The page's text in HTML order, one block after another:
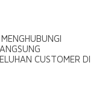
CUSTOMER DI